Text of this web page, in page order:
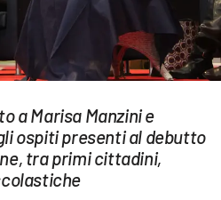
a Marisa Manzini e
ospiti presenti al debutto
tra primi cittadini,